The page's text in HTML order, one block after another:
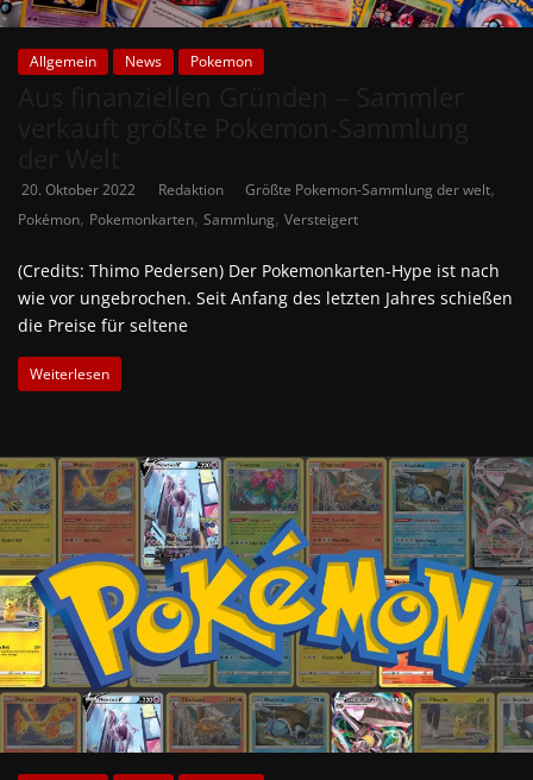
Allgemein News Pokemon
20. Oktober 2022 Redaktion Größte Pokemon-Sammlung der welt,
Pokémon, Pokemonkarten, Sammlung, Versteigert
(Credits: Thimo Pedersen) Der Pokemonkarten-Hype ist nach
wie vor ungebrochen. Seit Anfang des letzten Jahres schießen
die Preise für seltene
Weiterlesen